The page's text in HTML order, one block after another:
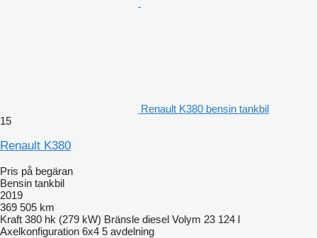
Renault K380 bensin tankbil
15
Renault K380
Pris på begäran
Bensin tankbil
2019
369 505 km
Kraft 380 hk (279 kW) Bränsle diesel Volym 23 124 l
Axelkonfiguration 6x4 5 avdelning